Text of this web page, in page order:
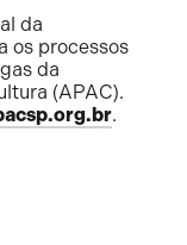
da
os processos
da
(APAC).
.